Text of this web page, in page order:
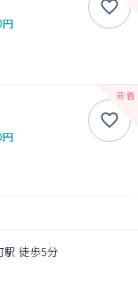
駅 徒歩5分